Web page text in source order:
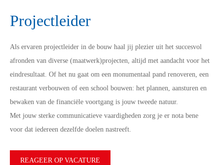
Projectleider
Als ervaren projectleider in de bouw haal jij plezier uit het succesvol
afronden van diverse (maatwerk)projecten, altijd met aandacht voor het
eindresultaat. Of het nu gaat om een monumentaal pand renoveren, een
restaurant verbouwen of een school bouwen: het plannen, aansturen en
bewaken van de financiële voortgang is jouw tweede natuur.
Met jouw sterke communicatieve vaardigheden zorg je er nota bene
voor dat iedereen dezelfde doelen nastreeft.
REAGEER OP VACATURE